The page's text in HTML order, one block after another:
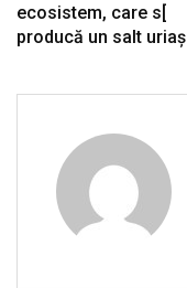
ecosistem, care s[
producă un salt uriaş